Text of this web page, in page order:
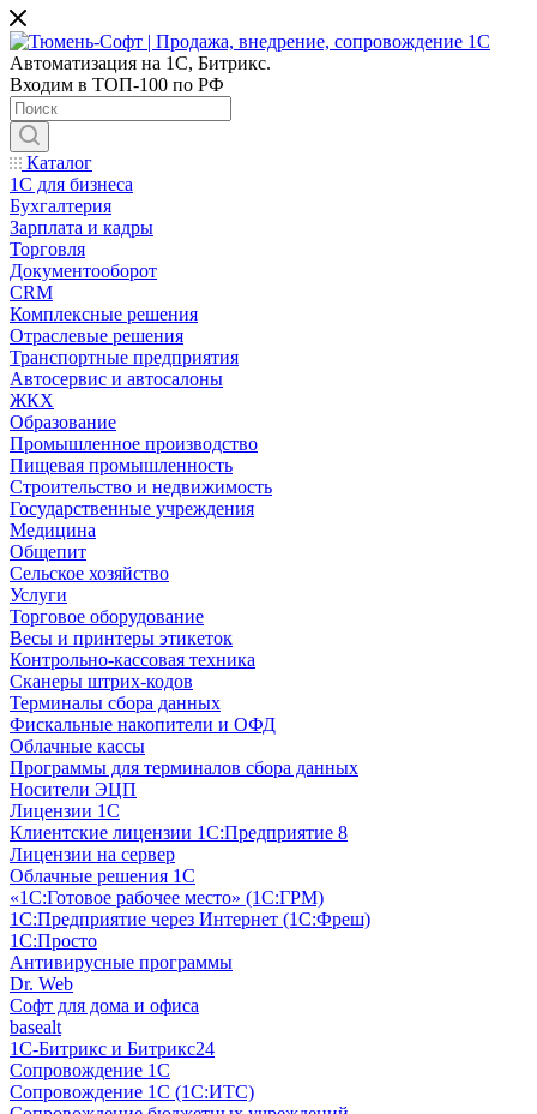
Автоматизация на 1С, Битрикс.
Входим в ТОП-100 по РФ
Каталог
1С для бизнеса
Бухгалтерия
Зарплата и кадры
Торговля
Документооборот
CRM
Комплексные решения
Отраслевые решения
Транспортные предприятия
Автосервис и автосалоны
ЖКХ
Образование
Промышленное производство
Пищевая промышленность
Строительство и недвижимость
Государственные учреждения
Медицина
Общепит
Сельское хозяйство
Услуги
Торговое оборудование
Весы и принтеры этикеток
Контрольно-кассовая техника
Сканеры штрих-кодов
Терминалы сбора данных
Фискальные накопители и ОФД
Облачные кассы
Программы для терминалов сбора данных
Носители ЭЦП
Лицензии 1С
Клиентские лицензии 1С:Предприятие 8
Лицензии на сервер
Облачные решения 1С
«1C:Готовое рабочее место» (1С:ГРМ)
1С:Предприятие через Интернет (1С:Фреш)
1С:Просто
Антивирусные программы
Dr. Web
Софт для дома и офиса
basealt
1С-Битрикс и Битрикс24
Сопровождение 1С
Сопровождение 1С (1С:ИТС)